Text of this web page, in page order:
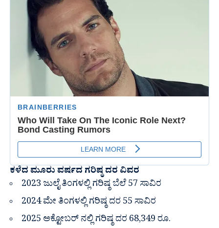
ಕಳೆದ ಮೂರು ವರ್ಷದ ಗರಿಷ್ಠ ದರ ವಿವರ
2023 ಜುಲೈ ತಿಂಗಳಲ್ಲಿ ಗರಿಷ್ಠ ಬೆಲೆ 57 ಸಾವಿರ
2024 ಮೇ ತಿಂಗಳಲ್ಲಿ ಗರಿಷ್ಠ ದರ 55 ಸಾವಿರ
2025 ಅಕ್ಟೋಬರ್ ‌ನಲ್ಲಿ ಗರಿಷ್ಠ ದರ 68,349 ರೂ.